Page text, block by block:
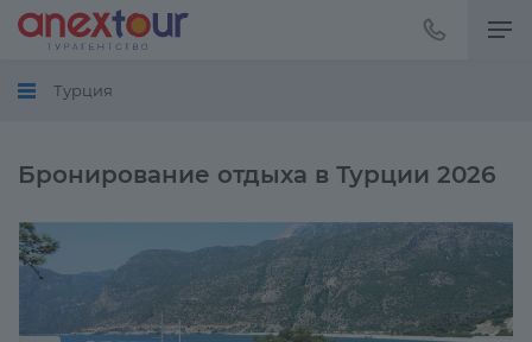
Турция
Бронирование отдыха в Турции 2026
Фотогалерея